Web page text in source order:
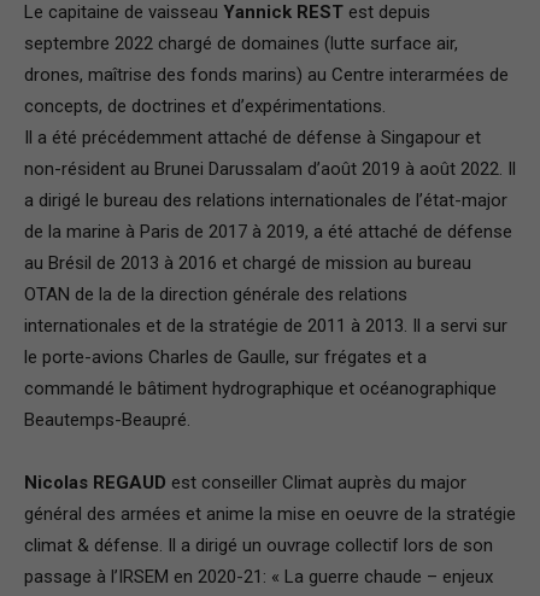
Le capitaine de vaisseau Yannick REST est depuis
septembre 2022 chargé de domaines (lutte surface air,
drones, maîtrise des fonds marins) au Centre interarmées de
concepts, de doctrines et d’expérimentations.
Il a été précédemment attaché de défense à Singapour et
non-résident au Brunei Darussalam d’août 2019 à août 2022. Il
a dirigé le bureau des relations internationales de l’état-major
de la marine à Paris de 2017 à 2019, a été attaché de défense
au Brésil de 2013 à 2016 et chargé de mission au bureau
OTAN de la de la direction générale des relations
internationales et de la stratégie de 2011 à 2013. Il a servi sur
le porte-avions Charles de Gaulle, sur frégates et a
commandé le bâtiment hydrographique et océanographique
Beautemps-Beaupré.
Nicolas REGAUD est conseiller Climat auprès du major
général des armées et anime la mise en oeuvre de la stratégie
climat & défense. Il a dirigé un ouvrage collectif lors de son
passage à l’IRSEM en 2020-21: « La guerre chaude – enjeux